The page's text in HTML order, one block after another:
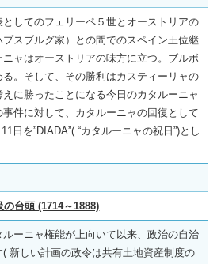
としてのフェリーペ５世とオーストリアの
プスブルグ家）との間でのスペイン王位継
ャはオーストリアの味方に立つ。ブルボ
る。そして、その勝利はカスティーリャの
に勝ったことになる今日のカタルーニャ
件に対して、カタルーニャの回復として
日を”DIADA”( “カタルーニャの祝日”)とし
台頭 (1714～1888)
ルーニャ権能が上向いて以来、政治の自治
新しい計画の政令は共有土地資産制度の